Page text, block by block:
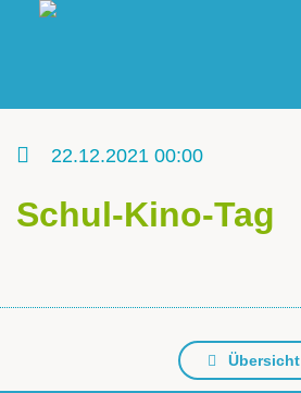
22.12.2021 00:00
Schul-Kino-Tag
Übersicht